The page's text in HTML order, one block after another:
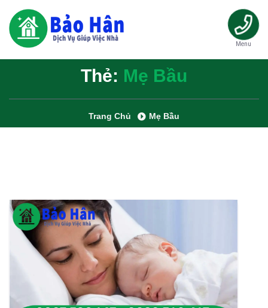
Menu
Thẻ: Mẹ Bầu
Trang Chủ Mẹ Bầu